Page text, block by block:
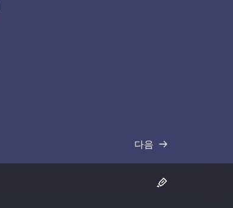
다음
기록